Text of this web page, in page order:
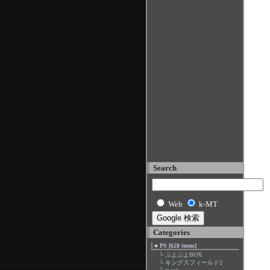
Search
Web k-MT
Categories
■PS [628 items]
└
ぷよぷよBOX
└ キングスフィールド2